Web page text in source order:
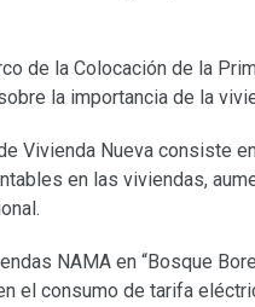
de la Colocación de la
la importancia de la
Vivienda Nueva consiste
en las viviendas,
NAMA en “Bosque
el consumo de tarifa